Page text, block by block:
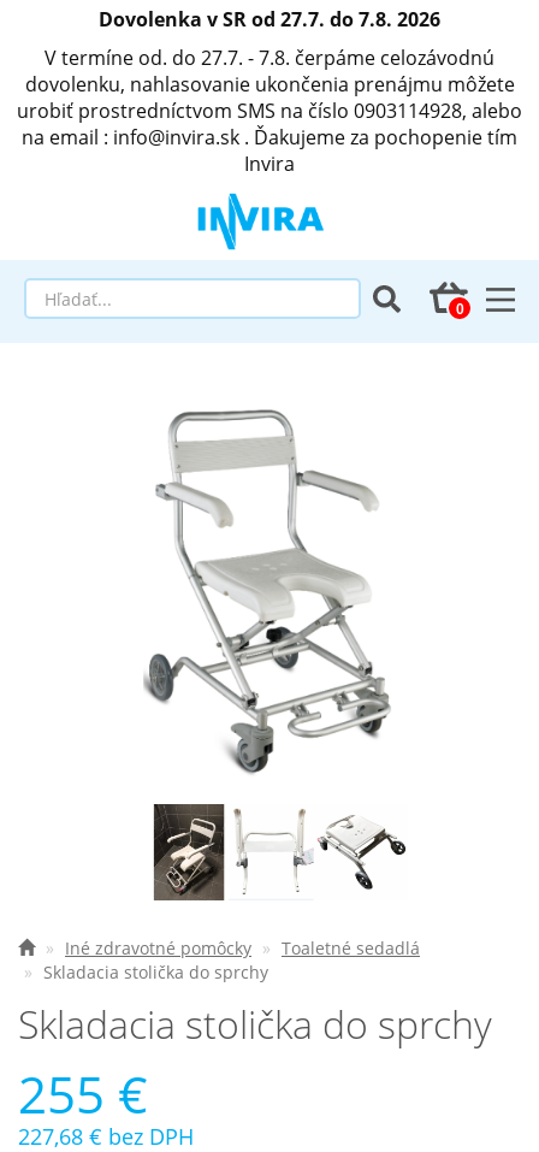
Dovolenka v SR od 27.7. do 7.8. 2026
V termíne od. do 27.7. - 7.8. čerpáme celozávodnú
dovolenku, nahlasovanie ukončenia prenájmu môžete
urobiť prostredníctvom SMS na číslo 0903114928, alebo
na email : info@invira.sk . Ďakujeme za pochopenie tím
Invira
Matrace a antidekubitné programy
Invalidné vozíky
Elektrické vozíky
Ostatné pomôcky
Zdravotnícke prístroje
Všetko o nákupe
Najčastejšie otázky
O spoločnosti
Kontakt
Iné zdravotné pomôcky
Toaletné sedadlá
Skladacia stolička do sprchy
Skladacia stolička do sprchy
255 €
227,68 € bez DPH